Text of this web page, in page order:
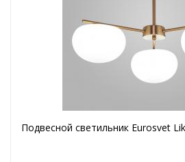
Подвесной светильник Eurosvet